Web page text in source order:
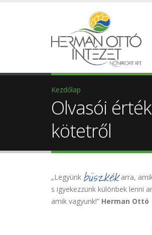
Kezdőlap
Olvasói
kötetről
„Legyünk büszkékarra,
s igyekezzünk különbek lenni
amik vagyunk!” Herman Ottó